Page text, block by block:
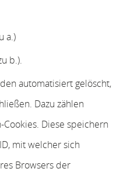
a.)
b.).
automatisiert gelöscht,
Dazu zählen
Diese speichern
mit welcher sich
Browsers der